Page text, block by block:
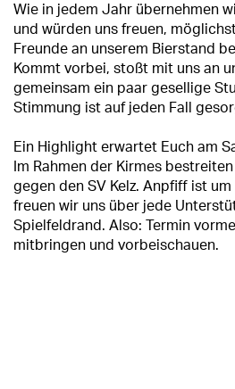
Wie in jedem Jahr übernehmen
und würden uns freuen,
Freunde an unserem Bierstand
Kommt vorbei, stoßt mit uns an
gemeinsam ein paar gesellige
Stimmung ist auf jeden Fall
Ein Highlight erwartet Euch am
Im Rahmen der Kirmes
gegen den SV Kelz. Anpfiff ist um
freuen wir uns über jede
Spielfeldrand. Also: Termin
mitbringen und vorbeischauen.